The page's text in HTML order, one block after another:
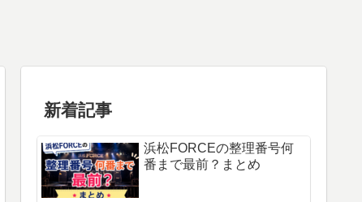
新着記事
浜松FORCEの整理番号何
番まで最前？まとめ